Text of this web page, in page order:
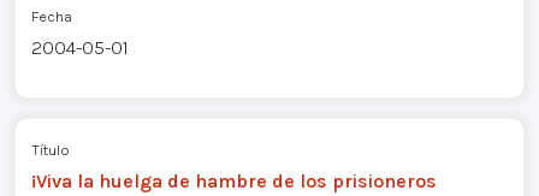
Fecha
2004-05-01
Título
¡Viva la huelga de hambre de los prisioneros